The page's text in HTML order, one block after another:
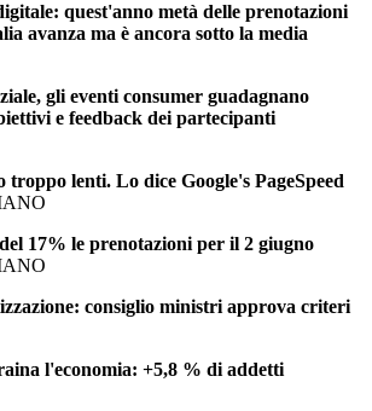
quest'anno metà delle prenotazioni
avanza ma è ancora sotto la media
gli eventi consumer guadagnano
e feedback dei partecipanti
troppo lenti. Lo dice Google's PageSpeed
17% le prenotazioni per il 2 giugno
consiglio ministri approva criteri
l'economia: +5,8 % di addetti